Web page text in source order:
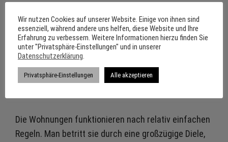
Hausecken und der Dachabschlüsse werden mit
Formsteinen akzentuiert, um ein feineres, weicheres
Element in die hart gegliederte Fassade zu bringen.
Die Wohnungen funktionieren nach relativ einfachen
Regeln. Man betritt sie durch eine großzügige Diele,
Wir nutzen Cookies auf unserer Website. Einige von ihnen sind
essenziell, während andere uns helfen, diese Website und Ihre
Erfahrung zu verbessern. Weitere Informationen hierzu finden Sie
unter "Privatsphäre-Einstellungen" und in unserer
Datenschutzerklärung.
Privatsphäre-Einstellungen Alle akzeptieren